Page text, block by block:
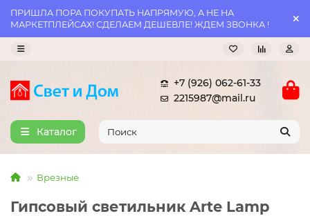
ПРИШЛА ПОРА ПОКУПАТЬ НАПРЯМУЮ, А НЕ НА
МАРКЕТПЛЕЙСАХ! СДЕЛАЕМ ДЕШЕВЛЕ! ЖДЕМ ЗВОНКА !
+7 (926) 062-61-33
2215987@mail.ru
Каталог
Врезные
Гипсовый светильник Arte Lamp